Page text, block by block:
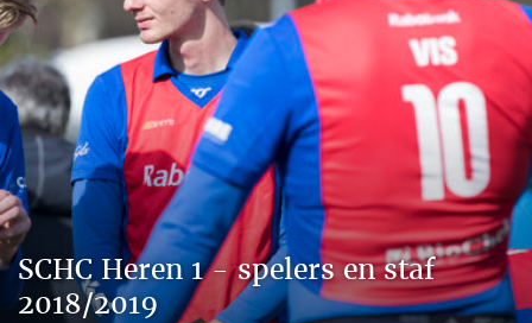
SCHC Heren 1 - spelers en staf
2018/2019